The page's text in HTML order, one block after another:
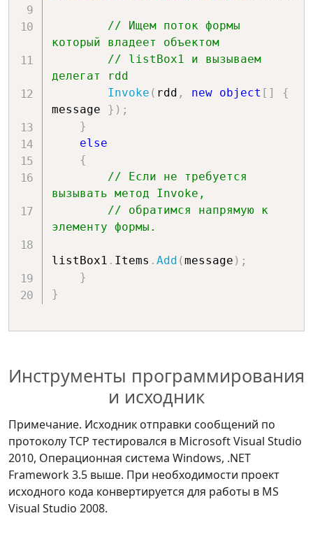
// Ищем поток формы
который владеет объектом
// listBox1 и вызываем
делегат rdd
Invoke ( rdd , new object [ ]
{
message } ) ;
}
else
{
// Если не требуется
вызывать метод Invoke,
// обратимся напрямую к
элементу формы.
listBox1 . Items . Add (message ) ;
}
}
Инструменты программирования
и исходник
Примечание. Исходник отправки сообщений по
протоколу TCP тестировался в Microsoft Visual Studio
2010, Операционная система Windows, .NET
Framework 3.5 выше. При необходимости проект
исходного кода конвертируется для работы в MS
Visual Studio 2008.